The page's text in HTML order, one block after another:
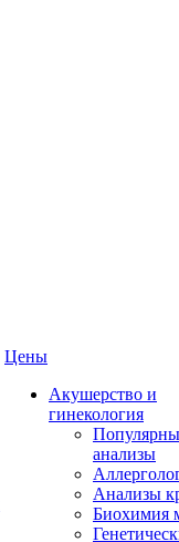
Цены
Акушерство и
гинекология
анализы
Анализы
Биохимия